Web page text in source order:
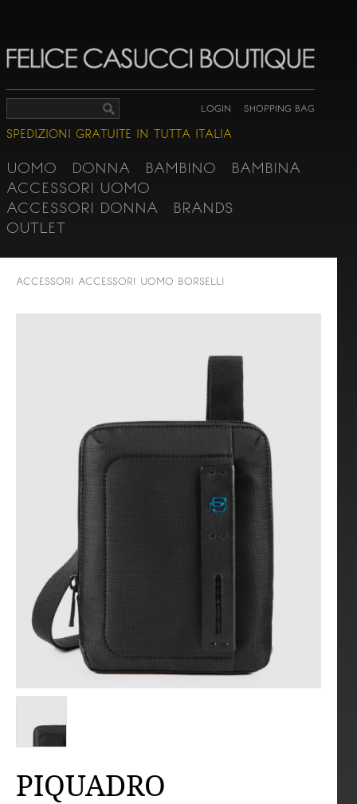
SPEDIZIONI GRATUITE IN TUTTA ITALIA
LOGIN SHOPPING BAG
UOMO DONNA BAMBINO
BAMBINA
ACCESSORI UOMO
ACCESSORI DONNA
BRANDS
OUTLET
ACCESSORI ACCESSORI UOMO BORSELLI
PIQUADRO